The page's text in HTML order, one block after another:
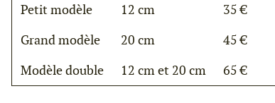
Petit modèle
12 cm 35 €
Grand modèle
20 cm 45 €
Modèle double
12 cm et 20 cm 65 €